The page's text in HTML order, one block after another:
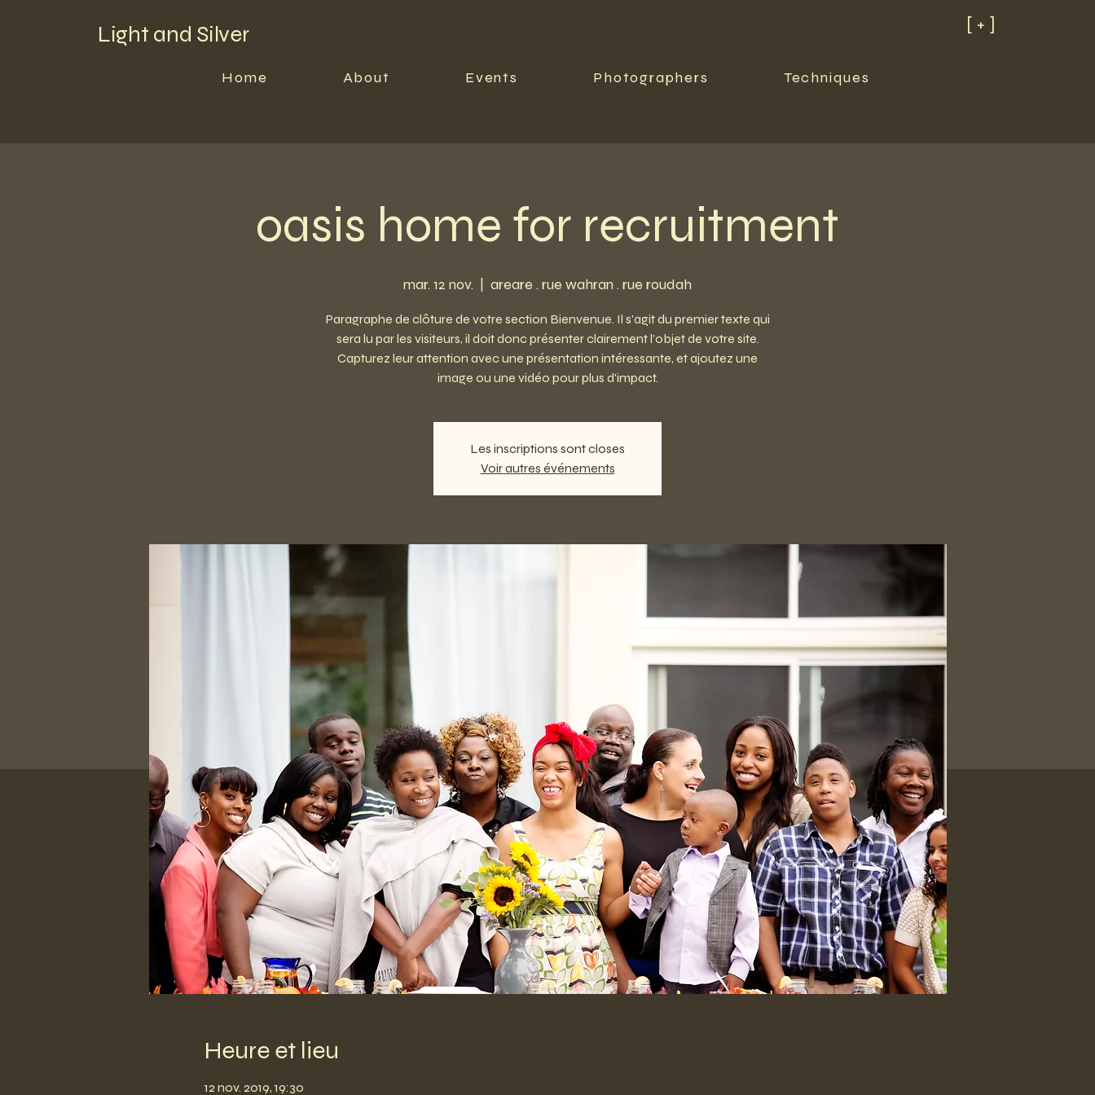
Light and Silver [ + ]
Home About Events Photographers Techniques
oasis home for recruitment
mar. 12 nov. areare . rue wahran . rue roudah
Paragraphe de clôture de votre section Bienvenue. Il s'agit du premier texte qui
sera lu par les visiteurs, il doit donc présenter clairement l'objet de votre site.
Capturez leur attention avec une présentation intéressante, et ajoutez une
image ou une vidéo pour plus d'impact.
Les inscriptions sont closes
Voir autres événements
Heure et lieu
12 nov. 2019, 19:30